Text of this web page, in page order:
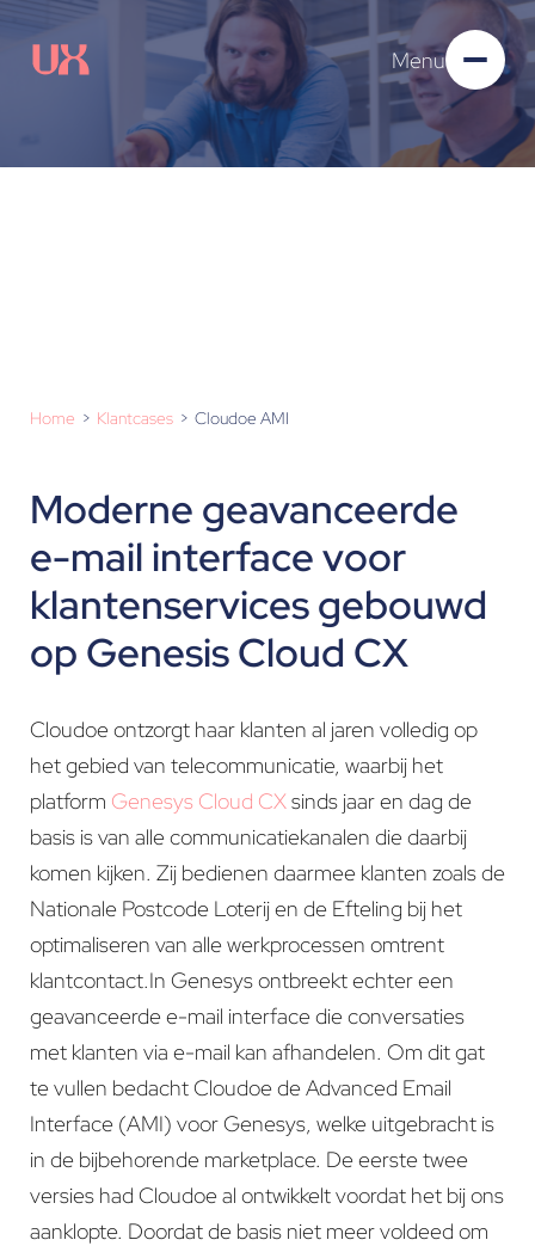
Menu
Home Klantcases Cloudoe AMI
Moderne geavanceerde
e-mail interface voor
klantenservices gebouwd
op Genesis Cloud CX
Cloudoe ontzorgt haar klanten al jaren volledig op
het gebied van telecommunicatie, waarbij het
platform Genesys Cloud CXsinds jaar en dag de
basis is van alle communicatiekanalen die daarbij
komen kijken. Zij bedienen daarmee klanten zoals de
Nationale Postcode Loterij en de Efteling bij het
optimaliseren van alle werkprocessen omtrent
klantcontact.In Genesys ontbreekt echter een
geavanceerde e-mail interface die conversaties
met klanten via e-mail kan afhandelen. Om dit gat
te vullen bedacht Cloudoe de Advanced Email
Interface (AMI) voor Genesys, welke uitgebracht is
in de bijbehorende marketplace. De eerste twee
versies had Cloudoe al ontwikkelt voordat het bij ons
aanklopte. Doordat de basis niet meer voldeed om